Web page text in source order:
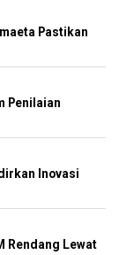
Pastikan
Penilaian
Inovasi
Rendang Lewat